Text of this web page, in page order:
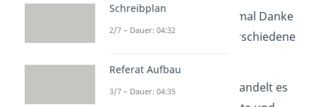
Um Menschen einfach mal Danke
zu sagen, stehen dir verschiedene
Mündlich:
Hierbei handelt es
Schreibplan
2/7 – Dauer: 04:32
Referat Aufbau
3/7 – Dauer: 04:35